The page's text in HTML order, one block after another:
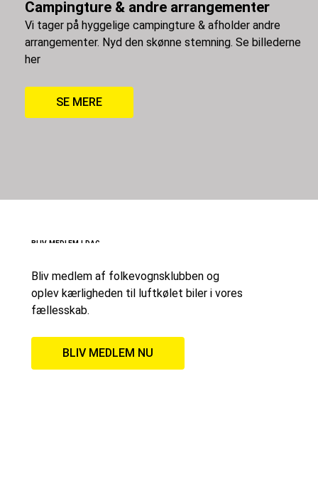
Campingture & andre arrangementer
Vi tager på hyggelige campingture & afholder andre
arrangementer. Nyd den skønne stemning. Se billederne
her
SE MERE
BLIV MEDLEM I DAG
Bliv medlem af folkevognsklubben og
oplev kærligheden til luftkølet biler i vores
fællesskab.
BLIV MEDLEM NU